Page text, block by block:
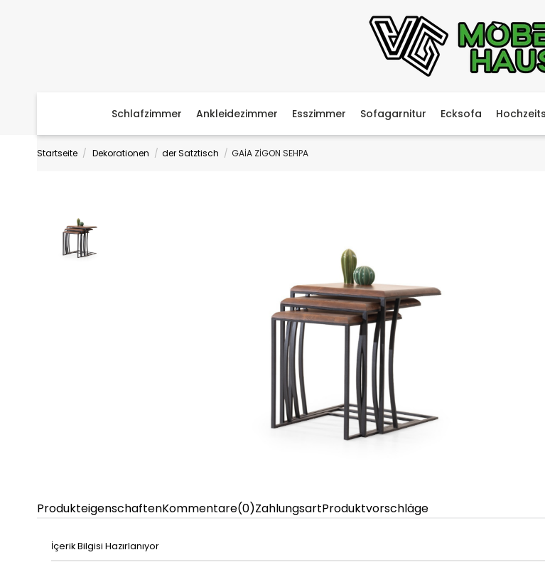
Schlafzimmer Ankleidezimmer Esszimmer Sofagarnitur Ecksofa
Startseite Dekorationen der Satztisch GAİA ZİGON SEHPA
ProdukteigenschaftenKommentare(0)ZahlungsartProduktvorschläge
İçerik Bilgisi Hazırlanıyor